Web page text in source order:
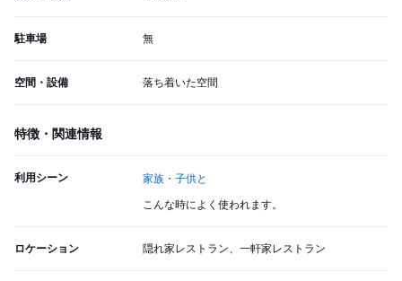
駐車場 無
空間・設備 落ち着いた空間
特徴・関連情報
利用シーン 家族・子供と
こんな時によく使われます。
ロケーション 隠れ家レストラン、一軒家レストラン